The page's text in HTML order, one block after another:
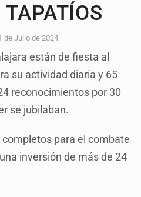
de Julio de 2024
están de fiesta al
su actividad diaria y 65
reconocimientos por 30
se jubilaban.
para el combate
inversión de más de 24